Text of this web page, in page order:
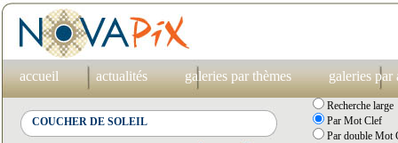
accueil actualités galeries par thèmes galeries par
Recherche large
Par Mot Clef
Par double Mot